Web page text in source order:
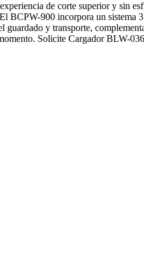
de corte superior y sin
900 incorpora un sistema
y transporte,
Solicite Cargador BLW-